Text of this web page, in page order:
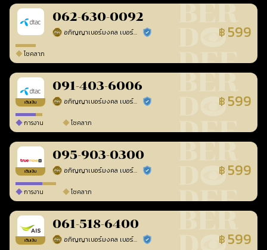
062-630-0092
อภิญญาเบอร์มงคล เบอร์สวยเลขศาสตร์ ร้านยืนยันแล้ว ฿ 599
โชคลาภ
เติมเงิน
091-403-6006
อภิญญาเบอร์มงคล เบอร์สวยเลขศาสตร์ ร้านยืนยันแล้ว ฿ 599
การงาน โชคลาภ
เติมเงิน
095-903-0300
อภิญญาเบอร์มงคล เบอร์สวยเลขศาสตร์ ร้านยืนยันแล้ว ฿ 599
การงาน โชคลาภ
เติมเงิน
061-518-6400
อภิญญาเบอร์มงคล เบอร์สวยเลขศาสตร์ ร้านยืนยันแล้ว ฿ 599